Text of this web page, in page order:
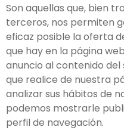
Son aquellas que, bien
terceros, nos permiten
eficaz posible la oferta
que hay en la página
anuncio al contenido del
que realice de nuestra
analizar sus hábitos de
podemos mostrarle
perfil de navegación.